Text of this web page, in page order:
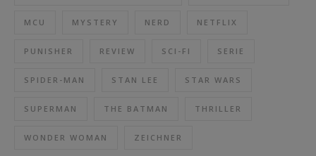
MCU MYSTERY NERD NETFLIX
PUNISHER REVIEW SCI-FI SERIE
SPIDER-MAN STAN LEE STAR WARS
SUPERMAN THE BATMAN THRILLER
WONDER WOMAN ZEICHNER